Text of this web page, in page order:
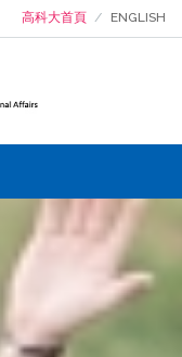
高科大首頁 ENGLISH